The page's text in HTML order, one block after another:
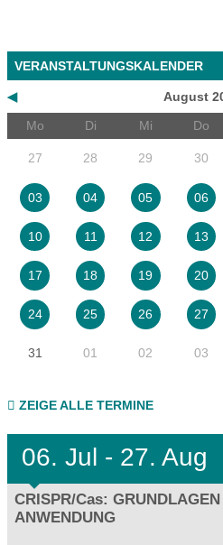
VERANSTALTUNGSKALENDER
◀
August
Mo
Di Mi Do
27 28 29 30
03 04 05 06
10 11 12 13
17 18 19 20
24 25 26 27
31 01 02 03
ZEIGE ALLE TERMINE
06. Jul - 27. Aug
CRISPR/Cas:
ANWENDUNG